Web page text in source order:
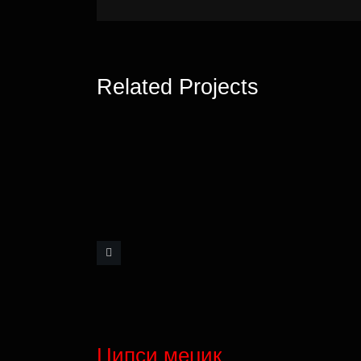
Related Projects
Џипси меџик